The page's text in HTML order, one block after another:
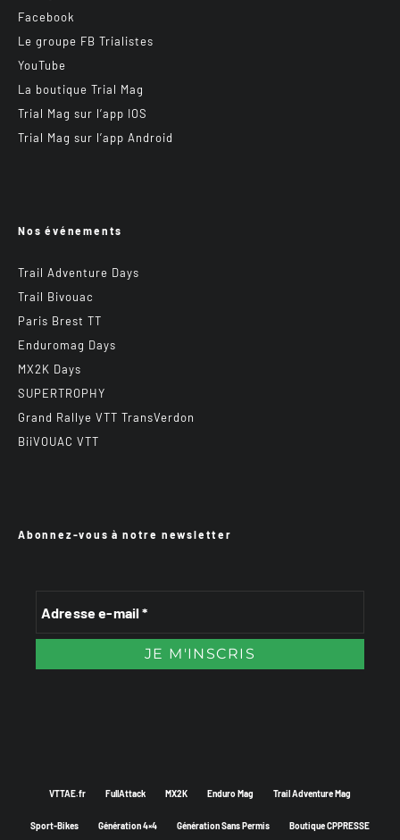
Facebook
Le groupe FB Trialistes
YouTube
La boutique Trial Mag
Trial Mag sur l’app IOS
Trial Mag sur l’app Android
Nos événements
Trail Adventure Days
Trail Bivouac
Paris Brest TT
Enduromag Days
MX2K Days
SUPERTROPHY
Grand Rallye VTT TransVerdon
BiiVOUAC VTT
Abonnez-vous à notre newsletter
VTTAE.fr FullAttack MX2K Enduro Mag Trail Adventure Mag
Sport-Bikes Génération 4×4 Génération Sans Permis Boutique CPPRESSE